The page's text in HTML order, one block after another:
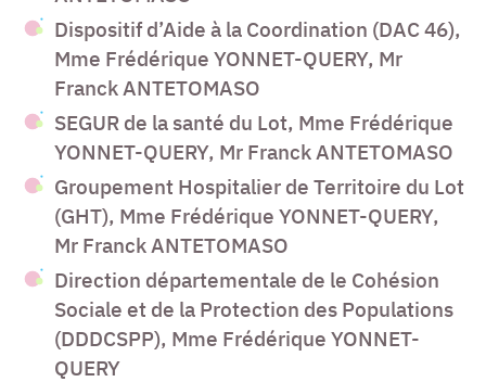
Dispositif d’Aide à la Coordination (DAC 46),
Mme Frédérique YONNET-QUERY, Mr
Franck ANTETOMASO
SEGUR de la santé du Lot, Mme Frédérique
YONNET-QUERY, Mr Franck ANTETOMASO
Groupement Hospitalier de Territoire du Lot
(GHT), Mme Frédérique YONNET-QUERY,
Mr Franck ANTETOMASO
Direction départementale de le Cohésion
Sociale et de la Protection des Populations
(DDDCSPP), Mme Frédérique YONNET-
QUERY